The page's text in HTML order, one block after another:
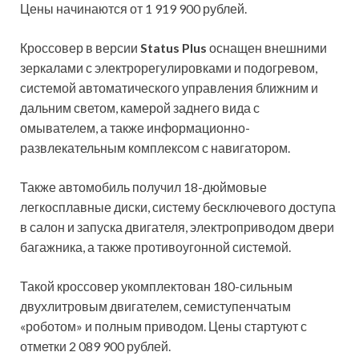
Цены начинаются от 1 919 900 рублей.
Кроссовер в версии Status Plus оснащен внешними
зеркалами с электрорегулировками и подогревом,
системой автоматического управления ближним и
дальним светом, камерой заднего вида с
омывателем, а также информационно-
развлекательным комплексом с навигатором.
Также автомобиль получил 18-дюймовые
легкосплавные диски, систему бесключевого доступа
в салон и запуска двигателя, электроприводом двери
багажника, а также противоугонной системой.
Такой кроссовер укомплектован 180-сильным
двухлитровым двигателем, семиступенчатым
«роботом» и полным приводом. Цены стартуют с
отметки 2 089 900 рублей.